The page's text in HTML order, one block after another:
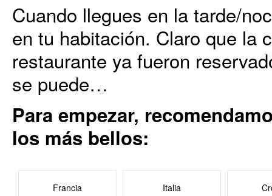
Cuando llegues en la tarde/
en tu habitación. Claro que la
restaurante ya fueron
se puede…
Para empezar,
los más bellos:
Francia Italia